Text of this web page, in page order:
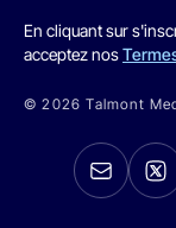
En cliquant sur
acceptez nos
© 2026 Talmont